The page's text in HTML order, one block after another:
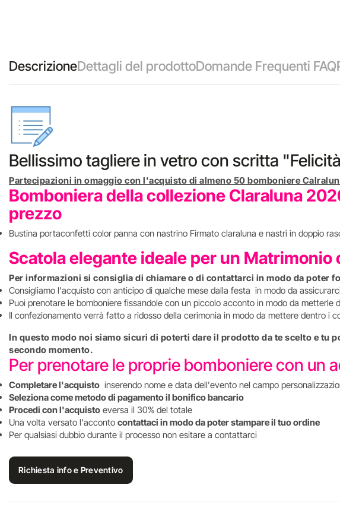
DescrizioneDettagli del prodottoDomande Frequenti FAQ
Bellissimo tagliere in vetro con scritta
Partecipazioni in omaggio con l'acquisto di almeno 50 bomboniere
Bomboniera della collezione Claraluna
prezzo
Bustina portaconfetti color panna con nastrino Firmato claraluna e nastri in doppio
Scatola elegante ideale per un
Per informazioni si consiglia di chiamare o di contattarci in modo da poter
Consigliamo l'acquisto con anticipo di qualche mese dalla festa in modo da
Puoi prenotare le bomboniere fissandole con un piccolo acconto in modo da
Il confezionamento verrà fatto a ridosso della cerimonia in modo da mettere dentro i
In questo modo noi siamo sicuri di poterti dare il prodotto da te scelto e tu
secondo momento.
Per prenotare le proprie bomboniere con
Completare l'acquisto inserendo nome e data dell'evento nel campo
Seleziona come metodo di pagamento il bonifico bancario
Procedi con l'acquisto eversa il 30% del totale
Una volta versato l'acconto contattaci in modo da poter stampare il tuo ordine
Per qualsiasi dubbio durante il processo non esitare a contattarci
Richiesta info e Preventivo